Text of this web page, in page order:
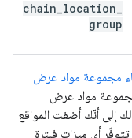
chain location
group
مجموعة مواد عرض
مواد عرض
إلى أنّك أضفت المواقع
أي ميزات فلترة